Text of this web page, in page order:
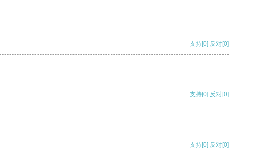
支持[0] 反对[0]
支持[0] 反对[0]
支持[0] 反对[0]